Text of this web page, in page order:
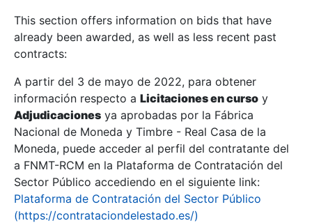
Show/Hide
Show/Hide
This section offers information on bids that have
already been awarded, as well as less recent past
contracts:
A partir del 3 de mayo de 2022, para obtener
información respecto a Licitaciones en curso y
Adjudicaciones ya aprobadas por la Fábrica
Nacional de Moneda y Timbre - Real Casa de la
Moneda, puede acceder al perfil del contratante del
a FNMT-RCM en la Plataforma de Contratación del
Sector Público accediendo en el siguiente link:
Plataforma de Contratación del Sector Público
(https://contrataciondelestado.es/)